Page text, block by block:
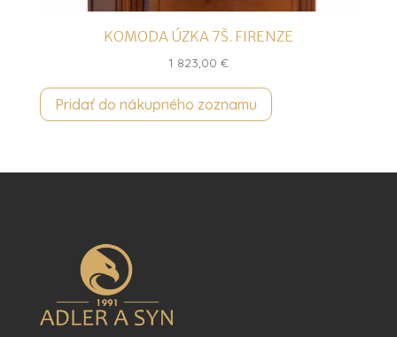
KOMODA ÚZKA 7Š. FIRENZE
1 823,00 €
Pridať do nákupného zoznamu